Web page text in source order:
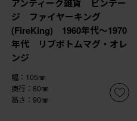
アンティーク雑貨 ビンテー
ジ ファイヤーキング
(FireKing) 1960年代〜1970
年代 リブボトムマグ・オレ
ンジ
幅：105㎜
奥行：80㎜
高さ：90㎜